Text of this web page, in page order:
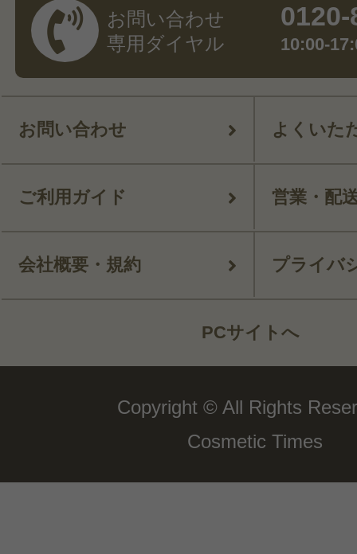
お問い合わせ
専用ダイヤル
10:00-
お問い合わせ よくいた
ご利用ガイド 営業・配
会社概要・規約 プライバ
PCサイトへ
Copyright © All Rights
Cosmetic Times